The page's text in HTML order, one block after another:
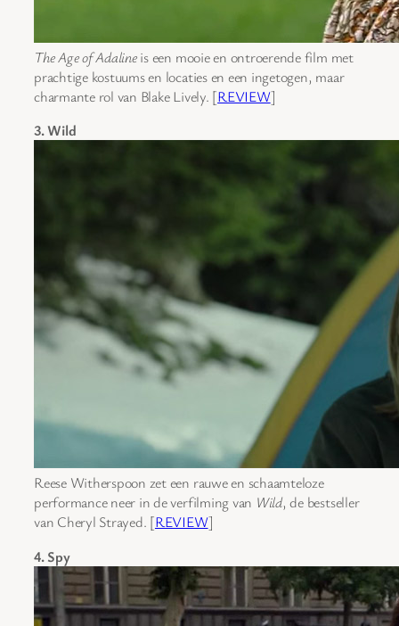
The Age of Adalineis een mooie en ontroerende film met
prachtige kostuums en locaties en een ingetogen, maar
charmante rol van Blake Lively. [REVIEW]
3. Wild
Reese Witherspoon zet een rauwe en schaamteloze
performance neer in de verfilming van Wild, de bestseller
van Cheryl Strayed. [REVIEW]
4. Spy